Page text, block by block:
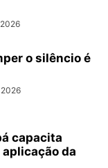
o silêncio é
capacita
da